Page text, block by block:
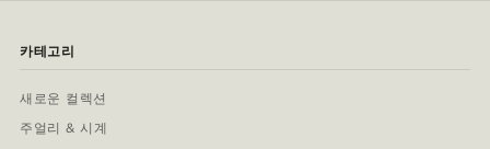
카테고리
새로운 컬렉션
주얼리 & 시계